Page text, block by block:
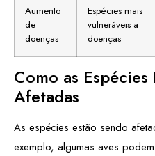
Aumento
de
doenças
Espécies mais
vulneráveis a
doenças
Como as Espécies
Afetadas
As espécies estão sendo
exemplo, algumas aves